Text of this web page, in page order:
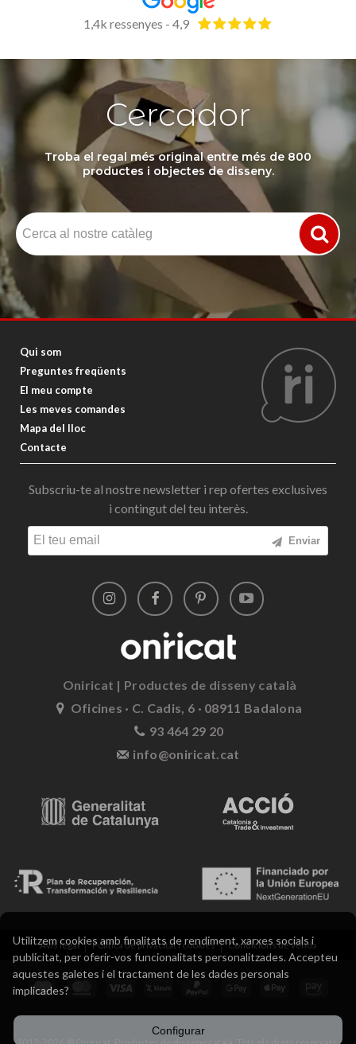
1,4k ressenyes - 4,9
Cercador
Troba el regal més original entre més de 800
productes i objectes de disseny.
Qui som
Preguntes freqüents
El meu compte
Les meves comandes
Mapa del lloc
Contacte
Subscriu-te al nostre newsletter i rep ofertes exclusives
i contingut del teu interès.
Enviar
Oniricat | Productes de disseny català
Oficines · C. Cadis, 6 · 08911 Badalona
93 464 29 20
info@oniricat.cat
Avís legal Política de privacitat i cookies Condicions de venda
Utilitzem cookies amb finalitats de rendiment, xarxes socials i
publicitat, per oferir-vos funcionalitats personalitzades. Accepteu
aquestes galetes i el tractament de les dades personals
implicades?
Configurar